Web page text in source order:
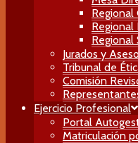
Regional
Regional
Regional
Jurados y
Tribunal de
Comisión
Ejercicio Profesional
Portal
Matriculación